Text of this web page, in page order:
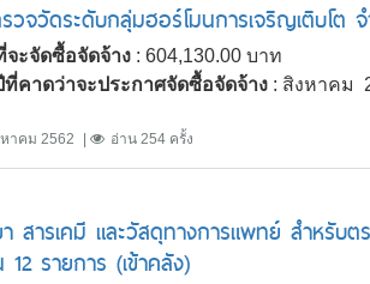
วจวัดระดับกลุ่มฮอร์โมนการเจริญเติบโต
จะจัดซื้อจัดจ้าง : 604,130.00 บาท
ที่คาดว่าจะประกาศจัดซื้อจัดจ้าง : สิงหาคม
าคม 2562 อ่าน 254 ครั้ง
สารเคมี และวัสดุทางการแพทย์ สำหรับต
รายการ (เข้าคลัง)